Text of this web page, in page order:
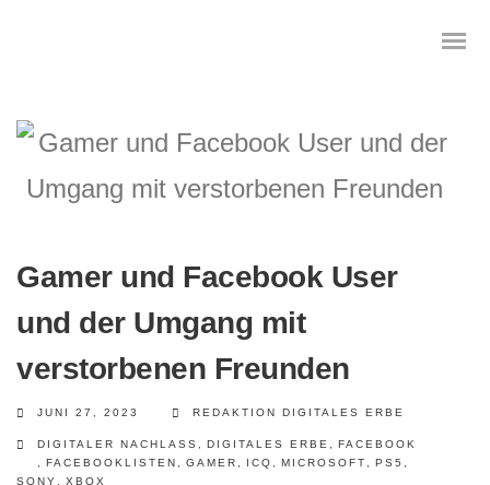
Das digitale Testament
Internetsuche
Wie regeln Sie ihren digitalen Nachlass
Digitaler Nachlass
Gamer und Facebook User
und der Umgang mit
verstorbenen Freunden
JUNI 27, 2023 REDAKTION DIGITALES ERBE
DIGITALER NACHLASS DIGITALES ERBE
FACEBOOK
FACEBOOKLISTEN GAMER ICQ MICROSOFT PS5
SONY
XBOX